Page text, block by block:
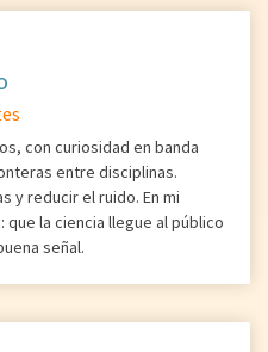
con curiosidad en banda
entre disciplinas.
y reducir el ruido. En mi
la ciencia llegue al público
señal.